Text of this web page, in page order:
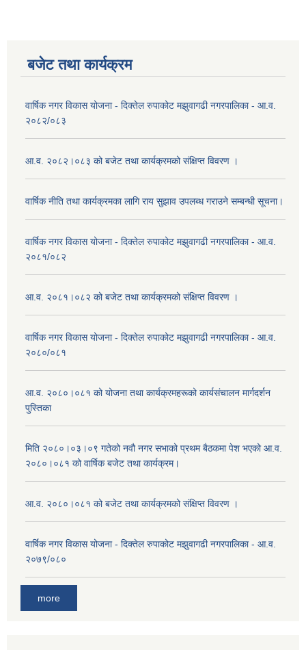
बजेट तथा कार्यक्रम
वार्षिक नगर विकास योजना - दिक्तेल रुपाकोट मझुवागढी नगरपालिका - आ.व.
२०८२/०८३
आ.व. २०८२।०८३ को बजेट तथा कार्यक्रमको संक्षिप्त विवरण ।
वार्षिक नीति तथा कार्यक्रमका लागि राय सुझाव उपलब्ध गराउने सम्बन्धी सूचना।
वार्षिक नगर विकास योजना - दिक्तेल रुपाकोट मझुवागढी नगरपालिका - आ.व.
२०८१/०८२
आ.व. २०८१।०८२ को बजेट तथा कार्यक्रमको संक्षिप्त विवरण ।
वार्षिक नगर विकास योजना - दिक्तेल रुपाकोट मझुवागढी नगरपालिका - आ.व.
२०८०/०८१
आ.व. २०८०।०८१ को योजना तथा कार्यक्रमहरूको कार्यसंचालन मार्गदर्शन
पुस्तिका
मिति २०८०।०३।०९ गतेको नवौ नगर सभाको प्रथम बैठकमा पेश भएको आ.व.
२०८०।०८१ को वार्षिक बजेट तथा कार्यक्रम।
आ.व. २०८०।०८१ को बजेट तथा कार्यक्रमको संक्षिप्त विवरण ।
वार्षिक नगर विकास योजना - दिक्तेल रुपाकोट मझुवागढी नगरपालिका - आ.व.
२०७९/०८०
more